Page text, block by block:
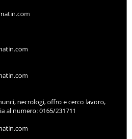
necrologi, offro e cerco lavoro,
al numero: 0165/231711